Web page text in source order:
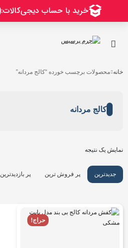
خانه محصولات برچسب خورده “کالج مردانه”
کالج مردانه
نمایش یک نتیجه
پر فروش ترین پر بازدیدترین جدیدترین
حراج!